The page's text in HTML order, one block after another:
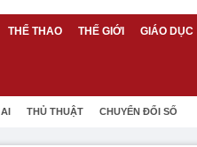
THỂ THAO THẾ GIỚI GIÁO DỤC
AI THỦ THUẬT CHUYỂN ĐỔI SỐ